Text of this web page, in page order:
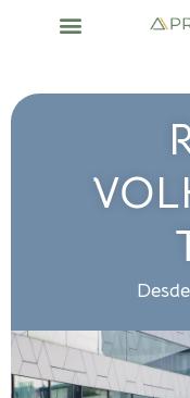
Desde